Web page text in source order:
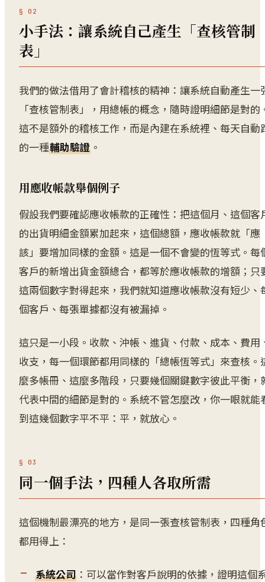
小手法：讓系統自己產生「查核管制
表」
我們的做法借用了會計稽核的精神：讓系統自動產生一
「查核管制表」，用總帳的概念，隨時證明細節是對的
這不是額外的稽核工作，而是內建在系統裡、每天自動
的一種輔助驗證。
用應收帳款舉個例子
假設我們要確認應收帳款的正確性：把這個月、這個客
的出貨明細金額累加起來，這個總額，應收帳款就「應
該」要增加同樣的金額。這是一個不會變的恆等式。每
客戶的新增出貨金額總合，都等於應收帳款的增額；只
這兩個數字對得起來，我們就知道應收帳款沒有短少、
個客戶、每張單據都沒有被漏掉。
這只是一小段。收款、沖帳、進貨、付款、成本、費用
收支，每一個環節都用同樣的「總帳恆等式」來查核。
麼多帳冊、這麼多階段，只要幾個關鍵數字彼此平衡，
代表中間的細節是對的。系統不管怎麼改，你一眼就能
到這幾個數字平不平：平，就放心。
同一個手法，四種人各取所需
這個機制最漂亮的地方，是同一張查核管制表，四種角
都用得上：
系統公司：可以當作對客戶說明的依據，證明這個